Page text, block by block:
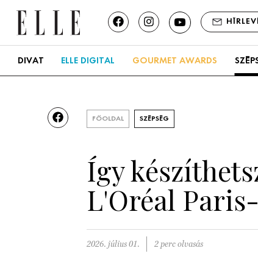
DIVAT ELLE DIGITAL GOURMET AWARDS
FŐOLDAL SZÉPSÉG
Így
L'Oréal
2026. július 01. 2 perc olvasás